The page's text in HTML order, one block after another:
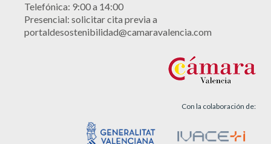
Telefónica: 9:00 a 14:00
Presencial: solicitar cita previa a
portaldesostenibilidad@camaravalencia.com
Con la colaboración de: